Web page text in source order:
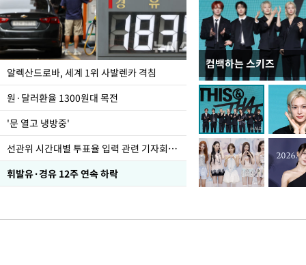
알렉산드로바, 세계 1위 사발렌카 격침
원·달러환율 1300원대 목전
'문 열고 냉방중'
선관위 시간대별 투표율 입력 관련 기자회견하는 주진우 의원
휘발유·경유 12주 연속 하락
컴백하는 스키즈
폭염 속 주말 풍경은?